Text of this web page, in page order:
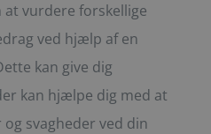
vurdere forskellige
ved hjælp af en
kan give dig
kan hjælpe dig med at
svagheder ved din